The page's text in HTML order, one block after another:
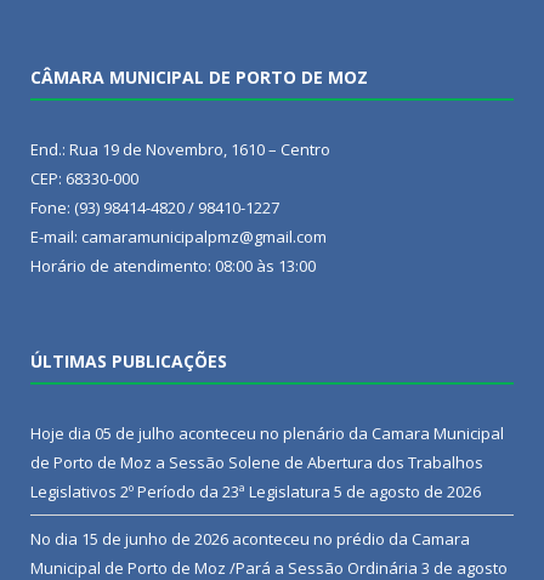
CÂMARA MUNICIPAL DE PORTO DE MOZ
End.: Rua 19 de Novembro, 1610 – Centro
CEP: 68330-000
Fone: (93) 98414-4820 / 98410-1227
E-mail: camaramunicipalpmz@gmail.com
Horário de atendimento: 08:00 às 13:00
ÚLTIMAS PUBLICAÇÕES
Hoje dia 05 de julho aconteceu no plenário da Camara Municipal
de Porto de Moz a Sessão Solene de Abertura dos Trabalhos
Legislativos 2º Período da 23ª Legislatura 5 de agosto de 2026
No dia 15 de junho de 2026 aconteceu no prédio da Camara
Municipal de Porto de Moz /Pará a Sessão Ordinária 3 de agosto